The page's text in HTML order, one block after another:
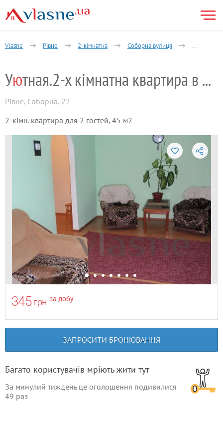
Vlasne Рівне 2-кімнатна Соборна вулиця Уютная.2-х
Ую тная.2-х кімнатна квартира в центрі г
Рівне, Соборна, 22
2-кімн. квартира для 2 гостей, 45 м2
345 грн за добу
ЗАПРОСИТИ БРОНЮВАННЯ
Багато користувачів мріють жити тут
За минулий тиждень це оголошення подивилися
49 раз